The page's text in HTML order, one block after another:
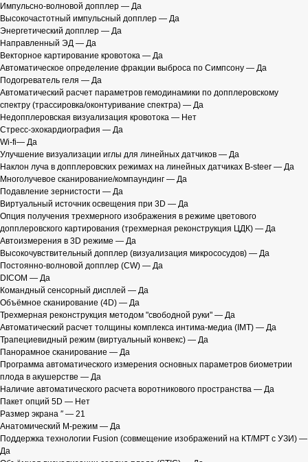
Импульсно-волновой допплер — Да
Высокочастотный импульсный допплер — Да
Энергетический допплер — Да
Направленный ЭД — Да
Векторное картирование кровотока — Да
Автоматическое определение фракции выброса по Симпсону — Да
Подогреватель геля — Да
Автоматический расчет параметров гемодинамики по допплеровскому
спектру (трассировка/оконтуривание спектра) — Да
Недопплеровская визуализация кровотока — Нет
Стресс-эхокардиография — Да
Wi-fi— Да
Улучшение визуализации иглы для линейных датчиков — Да
Наклон луча в допплеровских режимах на линейных датчиках B-steer — Да
Многолучевое сканирование/компаундинг — Да
Подавление зернистости — Да
Виртуальный источник освещения при 3D — Да
Опция получения трехмерного изображения в режиме цветового
допплеровского картирования (трехмерная реконструкция ЦДК) — Да
Автоизмерения в 3D режиме — Да
Высокочувствительный допплер (визуализация микрососудов) — Да
Постоянно-волновой допплер (CW) — Да
DICOM — Да
Командный сенсорный дисплей — Да
Объёмное сканирование (4D) — Да
Трехмерная реконструкция методом "свободной руки" — Да
Автоматический расчет толщины комплекса интима-медиа (IMT) — Да
Трапециевидный режим (виртуальный конвекс) — Да
Панорамное сканирование — Да
Программа автоматического измерения основных параметров биометрии
плода в акушерстве — Да
Наличие автоматического расчета воротникового пространства — Да
Пакет опций 5D — Нет
Размер экрана ″ — 21
Анатомический М-режим — Да
Поддержка технологии Fusion (совмещение изображений на КТ/МРТ с УЗИ) —
Да